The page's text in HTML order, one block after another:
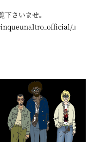
下さいませ。
』